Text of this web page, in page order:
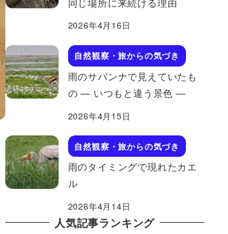
2026年4月16日
自然観察・旅からの気づき
雨のサバンナで見えていたも
の ― いつもと違う景色 ―
2026年4月15日
自然観察・旅からの気づき
雨のタイミングで現れたカエ
ル
2026年4月14日
人気記事ランキング